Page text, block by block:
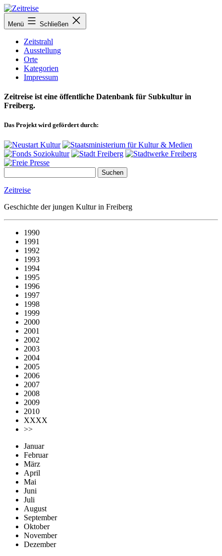
Zum
Inhalt
springen
Menü Schließen
Zeitstrahl
Ausstellung
Orte
Kategorien
Impressum
Zeitreise ist eine öffentliche Datenbank für Subkultur in
Freiberg.
Das Projekt wird gefördert durch:
Zeitreise
Geschichte der jungen Kultur in Freiberg
1990
1991
1992
1993
1994
1995
1996
1997
1998
1999
2000
2001
2002
2003
2004
2005
2006
2007
2008
2009
2010
XXXX
>>
Januar
Februar
März
April
Mai
Juni
Juli
August
September
Oktober
November
Dezember